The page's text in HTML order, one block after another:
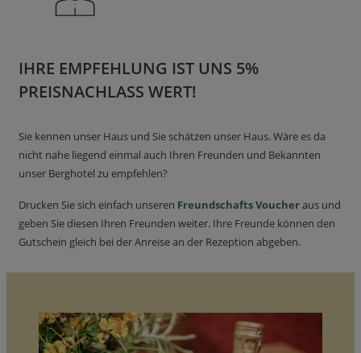
IHRE EMPFEHLUNG IST UNS 5%
PREISNACHLASS WERT!
Sie kennen unser Haus und Sie schätzen unser Haus. Wäre es da
nicht nahe liegend einmal auch Ihren Freunden und Bekannten
unser Berghotel zu empfehlen?
Drucken Sie sich einfach unseren Freundschafts Voucheraus und
geben Sie diesen Ihren Freunden weiter. Ihre Freunde können den
Gutschein gleich bei der Anreise an der Rezeption abgeben.